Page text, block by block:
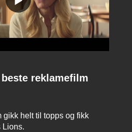
reklamefilm
gikk helt til topps og fikk
Lions.